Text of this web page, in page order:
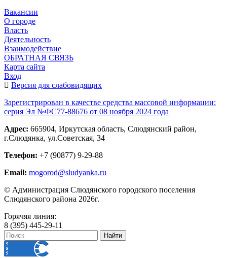
Вакансии
О городе
Власть
Деятельность
Взаимодействие
ОБРАТНАЯ СВЯЗЬ
Карта сайта
Вход
Версия для слабовидящих
Зарегистрирован в качестве средства массовой информации:
серия Эл №ФС77-88676 от 08 ноября 2024 года
Адрес: 665904, Иркутская область, Слюдянский район,
г.Слюдянка, ул.Советская, 34
Телефон: +7 (90877) 9-29-88
Email: mogorod@sludyanka.ru
© Администрация Слюдянского городского поселения
Слюдянского района 2026г.
Горячяя линия:
8 (395) 445-29-11